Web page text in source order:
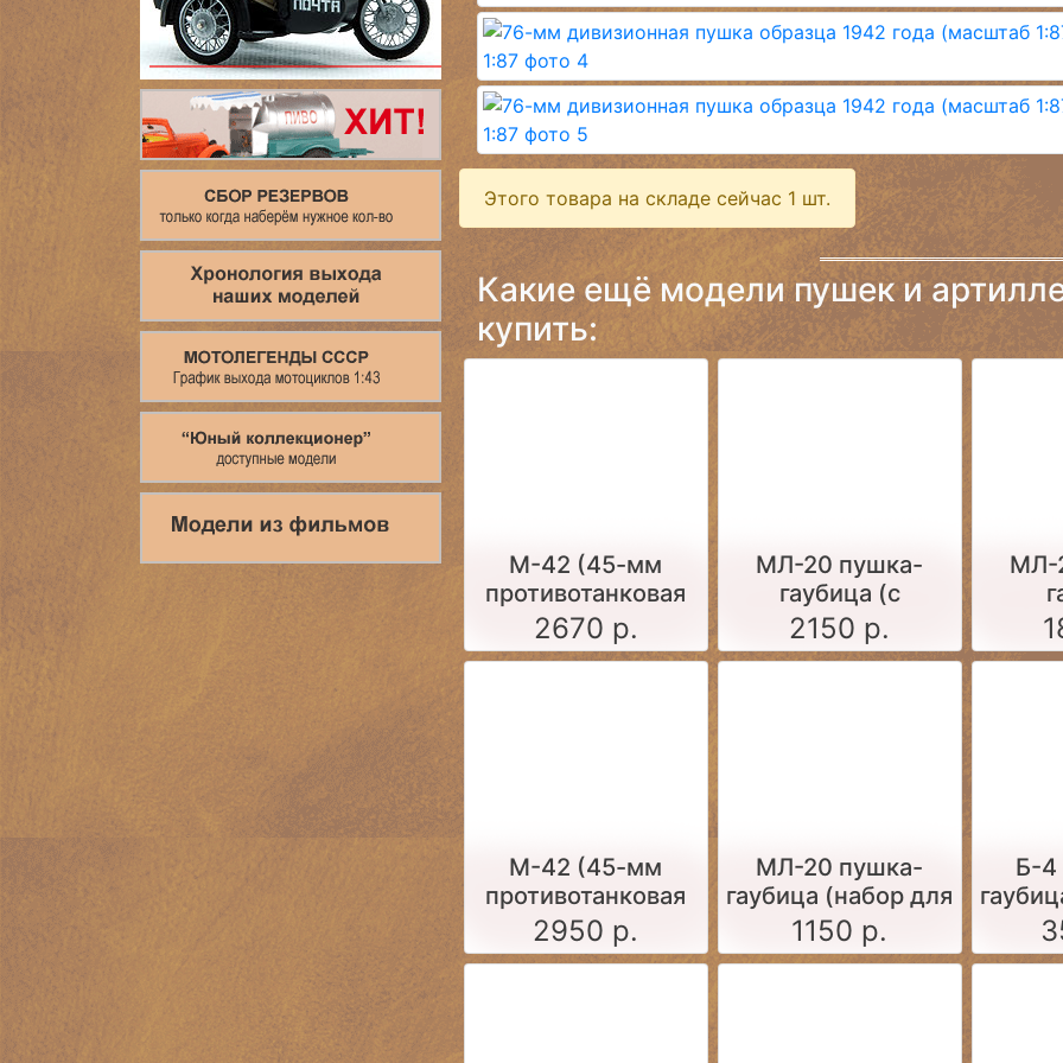
Этого товара на складе сейчас 1 шт.
Какие ещё модели пушек и
купить:
М-42 (45-мм
противотанковая
пушка образца 1942
года) чистая
2670 р.
МЛ-20 пушка-
гаубица (с
передком)
2150 р.
МЛ-
М-42 (45-мм
противотанковая
пушка образца 1942
года) запыленная
2950 р.
МЛ-20 пушка-
гаубица (набор для
сборки, 1:72)
1150 р.
Б-